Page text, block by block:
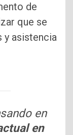
de
que se
y asistencia
en
en